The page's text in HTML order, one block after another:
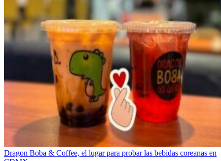
Dragon Boba & Coffee, el lugar para probar las bebidas coreanas en